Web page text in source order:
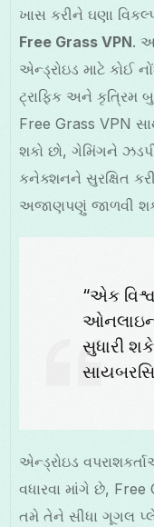
ખાસ કરીને ઘણા
Free Grass VPN.
એન્ડ્રોઇડ માટે કોઈ
ટ્રાફિક અને કૃત્રિમ
Free Grass VPN
શકો છો, ગેમિંગને
કનેક્શનને સુરક્ષિત
અજાણપણું જાળવી
“એક
ઓનલાઇન
સુધારી
એન્ડ્રોઇડ
વધારવા માંગે છે, Free
તમે તેને સીધા ગૂગલ પ્લે